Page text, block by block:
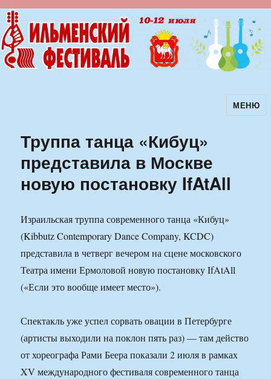
Ильменский фестиваль авторскойМЕНЮ
Труппа танца «Кибуц»
представила в Москве
новую постановку IfAtAll
Израильская труппа современного танца «Кибуц»
(Kibbutz Contemporary Dance Company, KCDC)
представила в четверг вечером на сцене московского
Театра имени Ермоловой новую постановку IfAtAll
(«Если это вообще имеет место»).
Спектакль уже успел сорвать овации в Петербурге
(артисты выходили на поклон пять раз) — там действо
от хореографа Рами Беера показали 2 июля в рамках
XV международного фестиваля современного танца